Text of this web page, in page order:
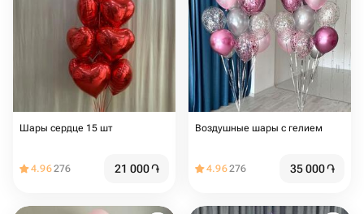
Шары сердце 15 шт
4.96276 21 000֏
Воздушные шары с гелием
4.96276 35 000֏